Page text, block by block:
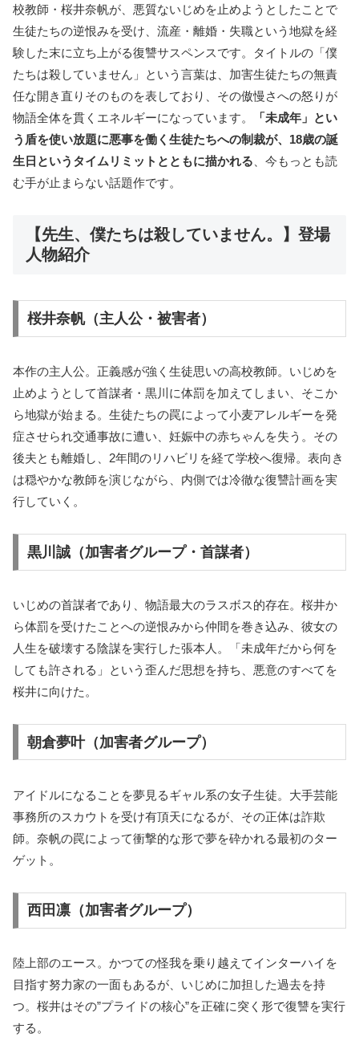
校教師・桜井奈帆が、悪質ないじめを止めようとしたことで
生徒たちの逆恨みを受け、流産・離婚・失職という地獄を経
験した末に立ち上がる復讐サスペンスです。タイトルの「僕
たちは殺していません」という言葉は、加害生徒たちの無責
任な開き直りそのものを表しており、その傲慢さへの怒りが
物語全体を貫くエネルギーになっています。
「未成年」とい
う盾を使い放題に悪事を働く生徒たちへの制裁が、18歳の誕
生日というタイムリミットとともに描かれる 、今もっとも読
む手が止まらない話題作です。
【先生、僕たちは殺していません。】登場
人物紹介
桜井奈帆（主人公・被害者）
本作の主人公。正義感が強く生徒思いの高校教師。いじめを
止めようとして首謀者・黒川に体罰を加えてしまい、そこか
ら地獄が始まる。生徒たちの罠によって小麦アレルギーを発
症させられ交通事故に遭い、妊娠中の赤ちゃんを失う。その
後夫とも離婚し、2年間のリハビリを経て学校へ復帰。表向き
は穏やかな教師を演じながら、内側では冷徹な復讐計画を実
行していく。
黒川誠（加害者グループ・首謀者）
いじめの首謀者であり、物語最大のラスボス的存在。桜井か
ら体罰を受けたことへの逆恨みから仲間を巻き込み、彼女の
人生を破壊する陰謀を実行した張本人。「未成年だから何を
しても許される」という歪んだ思想を持ち、悪意のすべてを
桜井に向けた。
朝倉夢叶（加害者グループ）
アイドルになることを夢見るギャル系の女子生徒。大手芸能
事務所のスカウトを受け有頂天になるが、その正体は詐欺
師。奈帆の罠によって衝撃的な形で夢を砕かれる最初のター
ゲット。
西田凛（加害者グループ）
陸上部のエース。かつての怪我を乗り越えてインターハイを
目指す努力家の一面もあるが、いじめに加担した過去を持
つ。桜井はその”プライドの核心”を正確に突く形で復讐を実行
する。